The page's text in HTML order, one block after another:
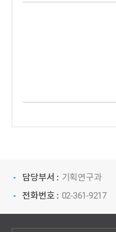
담당부서 : 기획연구과
전화번호 : 02-361-9217